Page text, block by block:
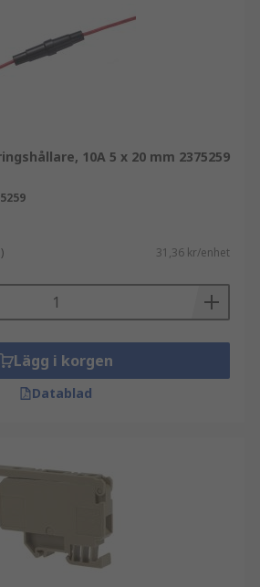
socklar och
Den helt inkapslade
säkringen.
10A 5 x 20 mm 2375259
31,36 kr/enhet
Lägg i korgen
Datablad